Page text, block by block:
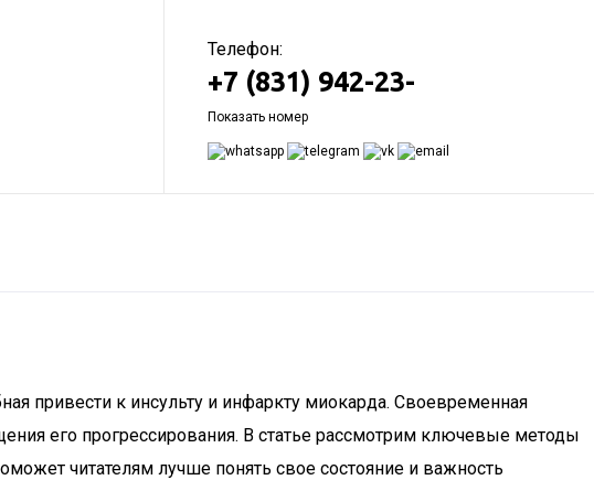
Телефон:
+7 (831) 942-23-
Показать номер
привести к инсульту и инфаркту миокарда. Своевременная
его прогрессирования. В статье рассмотрим ключевые методы
читателям лучше понять свое состояние и важность